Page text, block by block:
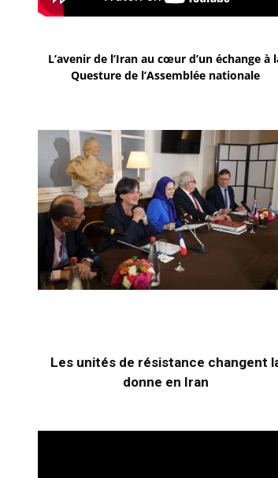
L’avenir de l’Iran au cœur d’un échange à
Questure de l’Assemblée nationale
Les unités de résistance changent
donne en Iran